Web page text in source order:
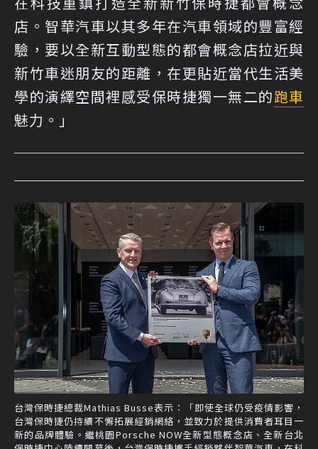
店。智華汽車以其多年在汽車領域的豐富經
驗，要以全新互動型態的都會概念店拉近與
新竹車迷朋友的距離，在更貼近當代生活美
學的演繹空間裡感受保時捷獨一無二的跑車
魅力。」
台灣保時捷總裁Mathias Busse表示：「即使全球仍受疫情影響，
台灣保時捷仍持續不懈拓展經銷網絡，並致力於提供消費者耳目一
新的品牌體驗。繼桃園Porsche NOW全新型態概念店、全新台北